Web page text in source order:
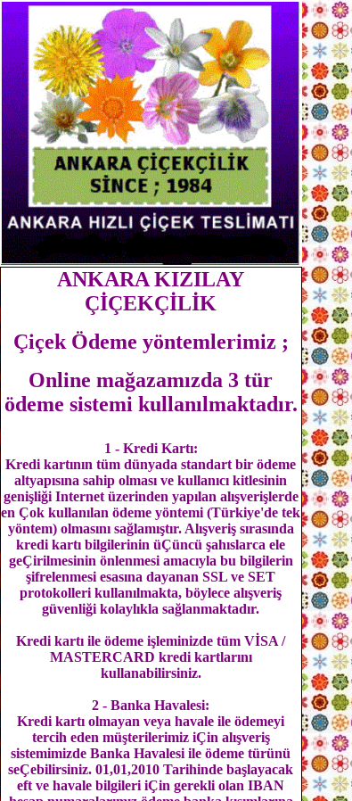
ANKARA KIZILAY
ÇİÇEKÇİLİK
Çiçek Ödeme yöntemlerimiz ;
Online mağazamızda 3 tür
ödeme sistemi kullanılmaktadır.
1 - Kredi Kartı:
Kredi kartının tüm dünyada standart bir ödeme
altyapısına sahip olması ve kullanıcı kitlesinin
genişliği Internet üzerinden yapılan alışverişlerde
en Çok kullanılan ödeme yöntemi (Türkiye'de tek
yöntem) olmasını sağlamıştır. Alışveriş sırasında
kredi kartı bilgilerinin üÇüncü şahıslarca ele
geÇirilmesinin önlenmesi amacıyla bu bilgilerin
şifrelenmesi esasına dayanan SSL ve SET
protokolleri kullanılmakta, böylece alışveriş
güvenliği kolaylıkla sağlanmaktadır.
Kredi kartı ile ödeme işleminizde tüm VİSA /
MASTERCARD kredi kartlarını
kullanabilirsiniz.
2 - Banka Havalesi:
Kredi kartı olmayan veya havale ile ödemeyi
tercih eden müşterilerimiz iÇin alışveriş
sistemimizde Banka Havalesi ile ödeme türünü
seÇebilirsiniz. 01,01,2010 Tarihinde başlayacak
eft ve havale bilgileri iÇin gerekli olan IBAN